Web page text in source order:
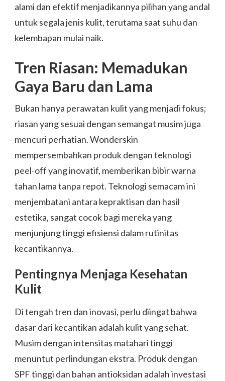
alami dan efektif menjadikannya pilihan yang andal
untuk segala jenis kulit, terutama saat suhu dan
kelembapan mulai naik.
Tren Riasan: Memadukan
Gaya Baru dan Lama
Bukan hanya perawatan kulit yang menjadi fokus;
riasan yang sesuai dengan semangat musim juga
mencuri perhatian. Wonderskin
mempersembahkan produk dengan teknologi
peel-off yang inovatif, memberikan bibir warna
tahan lama tanpa repot. Teknologi semacam ini
menjembatani antara kepraktisan dan hasil
estetika, sangat cocok bagi mereka yang
menjunjung tinggi efisiensi dalam rutinitas
kecantikannya.
Pentingnya Menjaga Kesehatan
Kulit
Di tengah tren dan inovasi, perlu diingat bahwa
dasar dari kecantikan adalah kulit yang sehat.
Musim dengan intensitas matahari tinggi
menuntut perlindungan ekstra. Produk dengan
SPF tinggi dan bahan antioksidan adalah investasi